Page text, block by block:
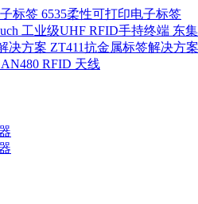
6535柔性可打印电子标签
东
ZT411抗金属标签解决方案
AN480 RFID 天线